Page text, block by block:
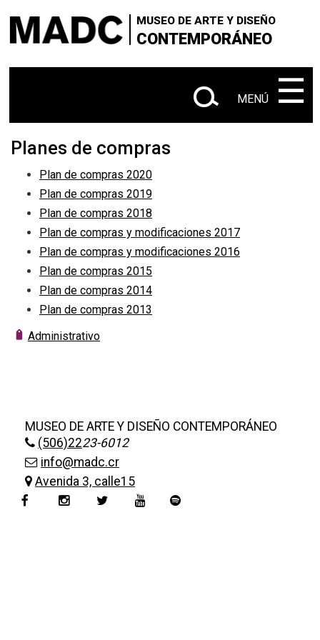
main
content
MUSEO DE ARTE Y DISEÑO
CONTEMPORÁNEO
Buscar
sitio
‌‌‌‌‌‌‌‌‌‌‌
‌‌‌‌‌‌‌‌‌‌
×
+ VISITANOS
+ SOBRE EL MADC | Administrativo
+ EXPOSICIONES | Actuales | Próximas
| Anteriores
+ SALA Ø
+ CONVOCATORIAS
+ MEDIACIÓN EDUCATIVA
+ PUBLICACIONES
+ DIRECTORIOS
MENÚ ☰
Planes de compras
Plan de compras 2020
Plan de compras 2019
Plan de compras 2018
Plan de compras y modificaciones 2017
Plan de compras y modificaciones 2016
Plan de compras 2015
Plan de compras 2014
Plan de compras 2013
Administrativo
MUSEO DE ARTE Y DISEÑO CONTEMPORÁNEO
(506)2223-6012
info@madc.cr
Avenida 3, calle15